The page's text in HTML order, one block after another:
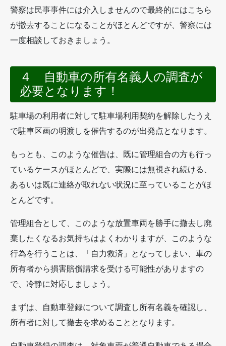
警察は民事事件には介入しませんので最終的にはこちら
が撤去することになることがほとんどですが、警察には
一度相談しておきましょう。
４ 自動車の所有名義人の調査が
必要となります！
駐車場の利用者に対して駐車場利用契約を解除したうえ
で駐車区画の明渡しを催告するのが出発点となります。
もっとも、このような催告は、既に管理組合の方も行っ
ているケースがほとんどで、実際には無視され続ける、
あるいは既に連絡が取れない状況に至っていることがほ
とんどです。
管理組合として、このような放置車両を勝手に撤去し廃
棄したくなるお気持ちはよくわかりますが、このような
行為を行うことは、「自力救済」となってしまい、車の
所有者から損害賠償請求を受ける可能性がありますの
で、冷静に対応しましょう。
まずは、自動車登録について調査し所有名義を確認し、
所有者に対して撤去を求めることとなります。